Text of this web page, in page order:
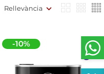
Rellevància
-10%